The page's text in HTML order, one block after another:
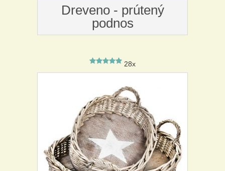
Dreveno - prútený
podnos
28x